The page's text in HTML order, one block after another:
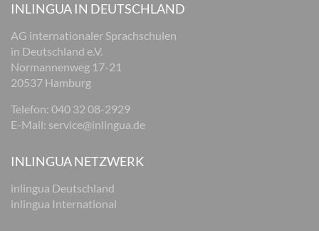
INLINGUA IN DEUTSCHLAND
AG internationaler Sprachschulen
in Deutschland e.V.
Normannenweg 17-21
20537 Hamburg
Telefon: 040 32 08-2929
E-Mail: service@inlingua.de
INLINGUA NETZWERK
inlingua Deutschland
inlingua International